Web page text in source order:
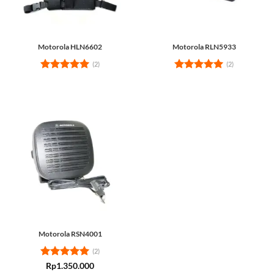
Motorola HLN6602
(2)
Motorola RLN5933
(2)
Motorola RSN4001
Rated5
(2)
Rp1.350.000